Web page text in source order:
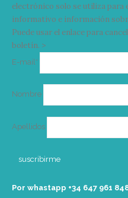
electrónico solo se utiliza
informativo e información
Puede usar el enlace para
boletín. >
E-mail*
Nombre
Apellidos
Por whastapp +34 ‭647 961